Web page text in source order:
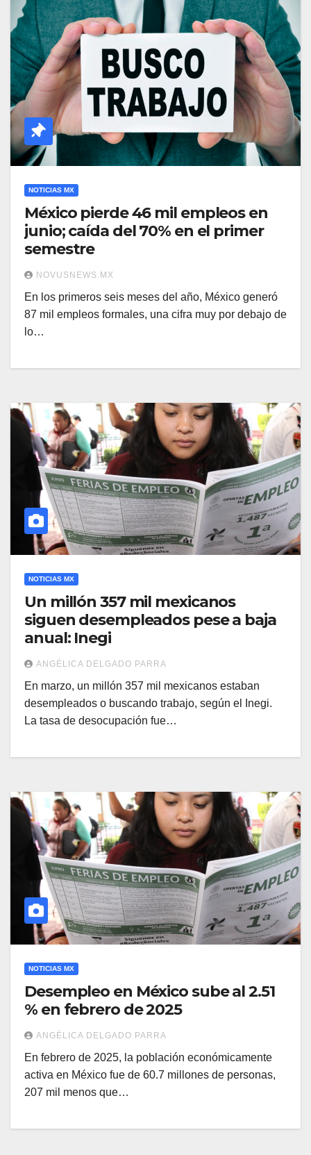
NOTICIAS MX
México pierde 46 mil empleos en
junio; caída del 70% en el primer
semestre
NOVUSNEWS.MX
En los primeros seis meses del año, México generó
87 mil empleos formales, una cifra muy por debajo de
lo…
NOTICIAS MX
Un millón 357 mil mexicanos
siguen desempleados pese a baja
anual: Inegi
ANGÉLICA DELGADO PARRA
En marzo, un millón 357 mil mexicanos estaban
desempleados o buscando trabajo, según el Inegi.
La tasa de desocupación fue…
NOTICIAS MX
Desempleo en México sube al 2.51
% en febrero de 2025
ANGÉLICA DELGADO PARRA
En febrero de 2025, la población económicamente
activa en México fue de 60.7 millones de personas,
207 mil menos que…